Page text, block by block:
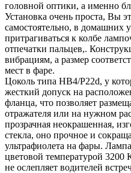
головной оптики, а именно
Установка очень проста, Вы
самостоятельно, в домашних
притрагиваться к колбе
отпечатки пальцев,.
вибрациям, а размер
мест в фаре.
Цоколь типа HB4/P22d, у
жесткий допуск на
фланца, что позволяет
отражателя или на нужном
прозрачная неокрашенная,
стекла, оно прочное и
ультрафиолета на фары.
цветовой температурой 3200
не ослепляет водителей